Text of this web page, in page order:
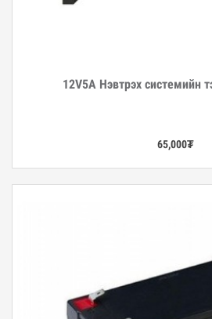
Дэлгэрэнгүй
12V5A Нэвтрэх системийн
65,000₮